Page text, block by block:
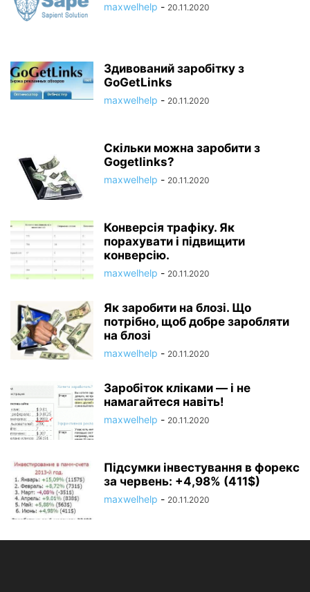
maxwelhelp - 20.11.2020
Здивований заробітку з
GoGetLinks
maxwelhelp - 20.11.2020
Скільки можна заробити з
Gogetlinks?
maxwelhelp - 20.11.2020
Конверсія трафіку. Як
порахувати і підвищити
конверсію.
maxwelhelp - 20.11.2020
Як заробити на блозі. Що
потрібно, щоб добре заробляти
на блозі
maxwelhelp - 20.11.2020
Заробіток кліками — і не
намагайтеся навіть!
maxwelhelp - 20.11.2020
Підсумки інвестування в форекс
за червень: +4,98% (411$)
maxwelhelp - 20.11.2020